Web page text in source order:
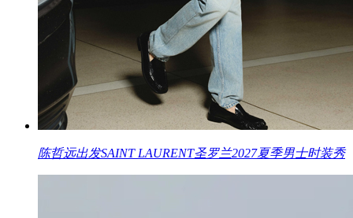
陈哲远出发SAINT LAURENT圣罗兰2027夏季男士时装秀